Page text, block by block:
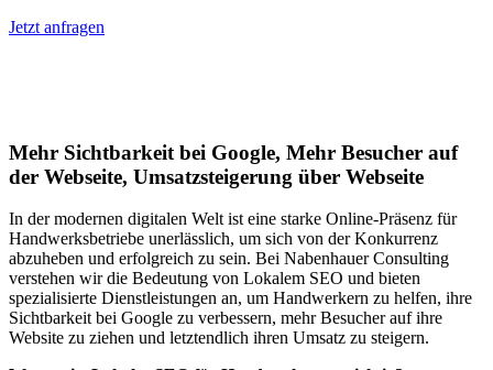
Jetzt anfragen
Mehr Sichtbarkeit bei Google, Mehr Besucher auf
der Webseite, Umsatzsteigerung über Webseite
In der modernen digitalen Welt ist eine starke Online-Präsenz für
Handwerksbetriebe unerlässlich, um sich von der Konkurrenz
abzuheben und erfolgreich zu sein. Bei Nabenhauer Consulting
verstehen wir die Bedeutung von Lokalem SEO und bieten
spezialisierte Dienstleistungen an, um Handwerkern zu helfen, ihre
Sichtbarkeit bei Google zu verbessern, mehr Besucher auf ihre
Website zu ziehen und letztendlich ihren Umsatz zu steigern.